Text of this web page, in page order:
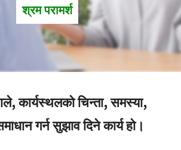
श्रम परामर्श
कार्यस्थलको चिन्ता, समस्या,
गर्न सुझाव दिने कार्य हो।